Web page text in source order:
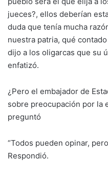
jueces?, ellos deberían
duda que tenía mucha
nuestra patria, qué
dijo a los oligarcas que su
enfatizó.
¿Pero el embajador de
sobre preocupación por la
preguntó
“Todos pueden opinar,
Respondió.